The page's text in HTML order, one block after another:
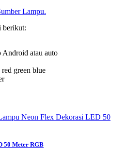
Lampu.
berikut:
Android atau auto
green blue
Neon Flex Dekorasi LED 50
50 Meter RGB